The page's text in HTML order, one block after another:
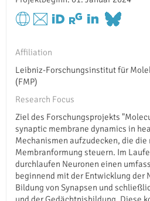
Affiliation
Leibniz-Forschungsinstitut für
(FMP)
Research Focus
Ziel des Forschungsprojekts
synaptic membrane dynamics in
Mechanismen aufzudecken, die die
Membranformung steuern. Im
durchlaufen Neuronen einen
beginnend mit der Entwicklung der
Bildung von Synapsen und